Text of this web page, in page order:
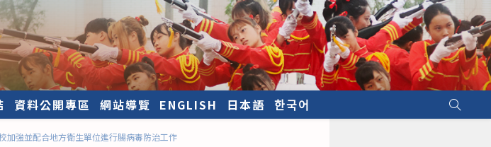
資料公開專區 網站導覽 ENGLISH 日本語 한국어
加強並配合地方衛生單位進行腸病毒防治工作